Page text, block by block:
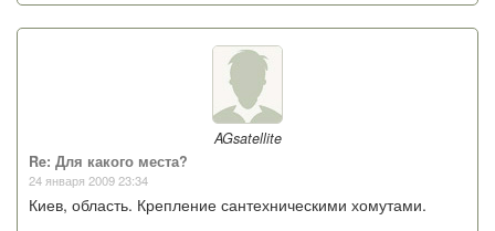
AGsatellite
Re: Для какого места?
24 января 2009 23:34
Киев, область. Крепление сантехническими хомутами.